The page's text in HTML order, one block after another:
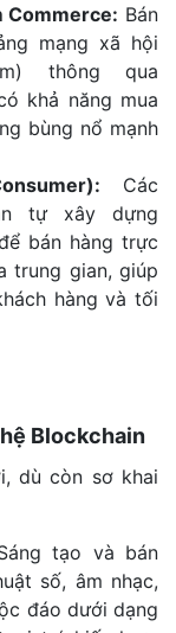
Commerce: Bán
mạng xã hội
thông qua
khả năng mua
bùng nổ mạnh
Các
tự xây dựng
bán hàng trực
trung gian, giúp
hàng và tối
Blockchain
dù còn sơ khai
tạo và bán
số, âm nhạc,
đáo dưới dạng